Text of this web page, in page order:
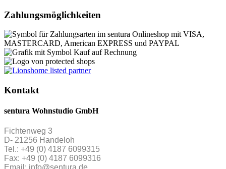
Zahlungsmöglichkeiten
Kontakt
sentura Wohnstudio GmbH
Fichtenweg 3
D- 21256 Handeloh
Tel.: +49 (0) 4187 6099315
Fax: +49 (0) 4187 6099316
Email: info@sentura.de